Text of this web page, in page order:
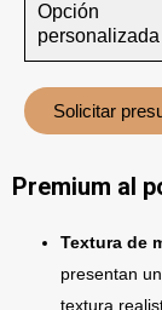
Opción
personalizada
Solicitar
Premium al
Textura de
presentan
textura